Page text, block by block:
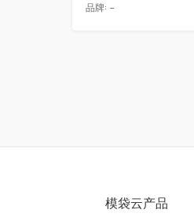
品牌: -
模袋云产品